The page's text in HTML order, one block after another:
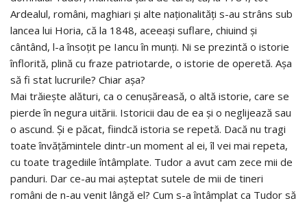
Ardealul, români, maghiari și alte naționalități s-au strâns sub
lancea lui Horia, că la 1848, aceeași suflare, chiuind și
cântând, l-a însoțit pe Iancu în munți. Ni se prezintă o istorie
înflorită, plină cu fraze patriotarde, o istorie de operetă. Așa
să fi stat lucrurile? Chiar așa?
Mai trăiește alături, ca o cenușăreasă, o altă istorie, care se
pierde în negura uitării. Istoricii dau de ea și o neglijează sau
o ascund. Și e păcat, fiindcă istoria se repetă. Dacă nu tragi
toate învățămintele dintr-un moment al ei, îl vei mai repeta,
cu toate tragediile întâmplate. Tudor a avut cam zece mii de
panduri. Dar ce-au mai așteptat sutele de mii de tineri
români de n-au venit lângă el? Cum s-a întâmplat ca Tudor să